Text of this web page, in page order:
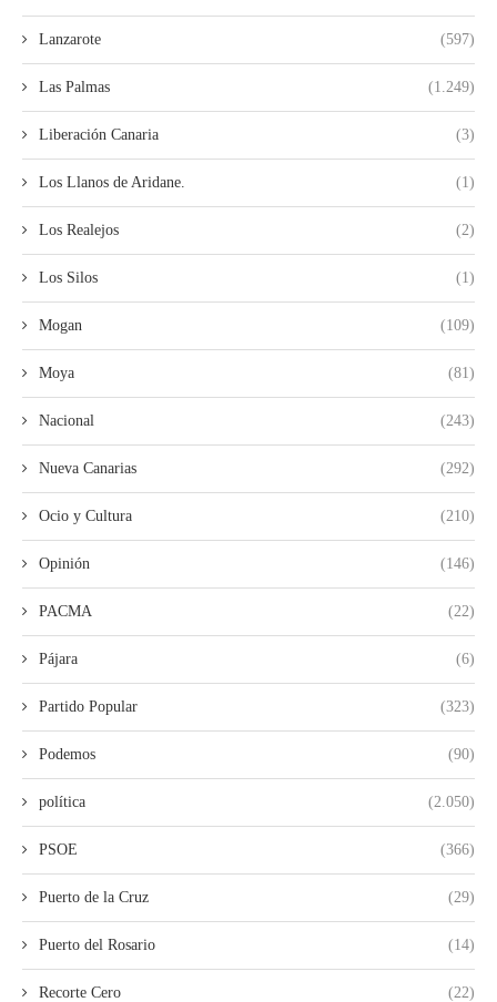
Lanzarote (597)
Las Palmas (1.249)
Liberación Canaria (3)
Los Llanos de Aridane. (1)
Los Realejos (2)
Los Silos (1)
Mogan (109)
Moya (81)
Nacional (243)
Nueva Canarias (292)
Ocio y Cultura (210)
Opinión (146)
PACMA (22)
Pájara (6)
Partido Popular (323)
Podemos (90)
política (2.050)
PSOE (366)
Puerto de la Cruz (29)
Puerto del Rosario (14)
Recorte Cero (22)